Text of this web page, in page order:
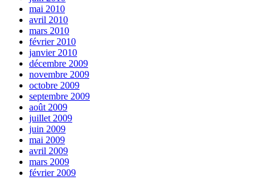
mai 2010
avril 2010
mars 2010
février 2010
janvier 2010
décembre 2009
novembre 2009
octobre 2009
septembre 2009
août 2009
juillet 2009
juin 2009
mai 2009
avril 2009
mars 2009
février 2009